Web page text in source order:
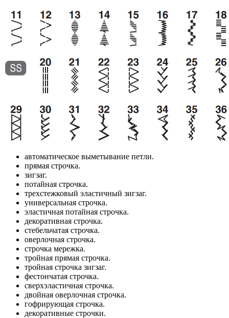
автоматическое выметывание петли.
прямая строчка.
зигзаг.
потайная строчка.
трехстежковый эластичный зигзаг.
универсальная строчка.
эластичная потайная строчка.
декоративная строчка.
стебельчатая строчка.
оверлочная строчка.
строчка мережка.
тройная прямая строчка.
тройная строчка зигзаг.
фестончатая строчка.
сверхэластичная строчка.
двойная оверлочная строчка.
гофрирующая строчка.
декоративные строчки.